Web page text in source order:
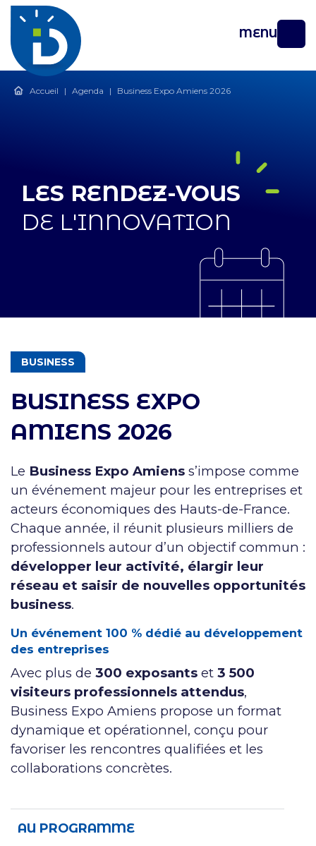
MENU
Accueil | Agenda | Business Expo Amiens 2026
LES RENDEZ-VOUS
DE L'INNOVATION
THÉMATIQUES
BUSINESS
BUSINESS EXPO
AMIENS 2026
Le Business Expo Amiens s’impose comme
un événement majeur pour les entreprises et
acteurs économiques des Hauts-de-France.
Chaque année, il réunit plusieurs milliers de
professionnels autour d’un objectif commun :
développer leur activité, élargir leur
réseau et saisir de nouvelles opportunités
business.
Un événement 100 % dédié au développement
des entreprises
Avec plus de 300 exposants et 3 500
visiteurs professionnels attendus,
Business Expo Amiens propose un format
dynamique et opérationnel, conçu pour
favoriser les rencontres qualifiées et les
collaborations concrètes.
AU PROGRAMME